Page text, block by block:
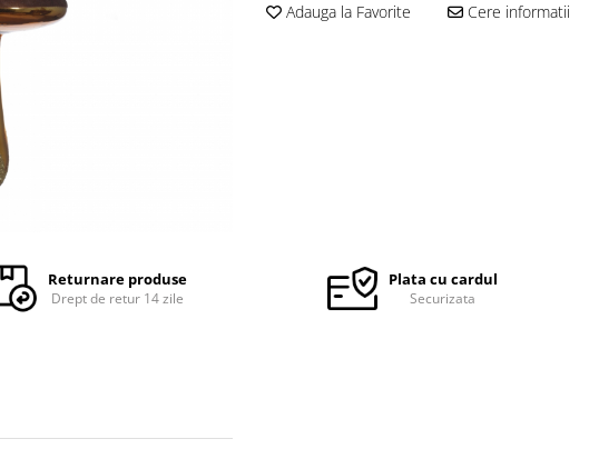
Adauga la Favorite Cere informatii
Returnare produse
Drept de retur 14 zile
Plata cu cardul
Securizata